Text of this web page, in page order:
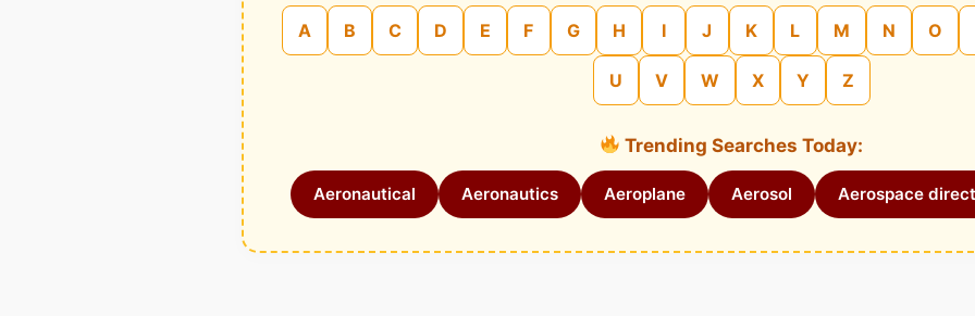
A B C D E F G H I J K L M N O
U V W X Y Z
Trending Searches Today:
Aeronautical Aeronautics Aeroplane Aerosol Aerospace